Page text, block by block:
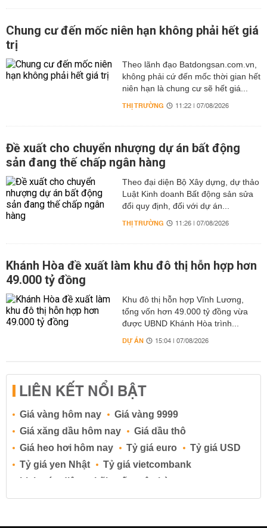
Chung cư đến mốc niên hạn không phải hết giá
trị
Theo lãnh đạo Batdongsan.com.vn,
không phải cứ đến mốc thời gian hết
niên hạn là chung cư sẽ hết giá...
THỊ TRƯỜNG 11:22 | 07/08/2026
Đề xuất cho chuyển nhượng dự án bất động
sản đang thế chấp ngân hàng
Theo đại diện Bộ Xây dựng, dự thảo
Luật Kinh doanh Bất động sản sửa
đổi quy định, đối với dự án...
THỊ TRƯỜNG 11:26 | 07/08/2026
Khánh Hòa đề xuất làm khu đô thị hỗn hợp hơn
49.000 tỷ đồng
Khu đô thị hỗn hợp Vĩnh Lương,
tổng vốn hơn 49.000 tỷ đồng vừa
được UBND Khánh Hòa trình...
DỰ ÁN 15:04 | 07/08/2026
LIÊN KẾT NỔI BẬT
Giá vàng hôm nay
Giá vàng 9999
Giá xăng dầu hôm nay
Giá dầu thô
Giá heo hơi hôm nay
Tỷ giá euro
Tỷ giá USD
Tỷ giá yen Nhật
Tỷ giá vietcombank
Lịch cúp điện
Lãi suất ngân hàng
Lãi suất tiết kiệm
Lãi suất tiền gửi